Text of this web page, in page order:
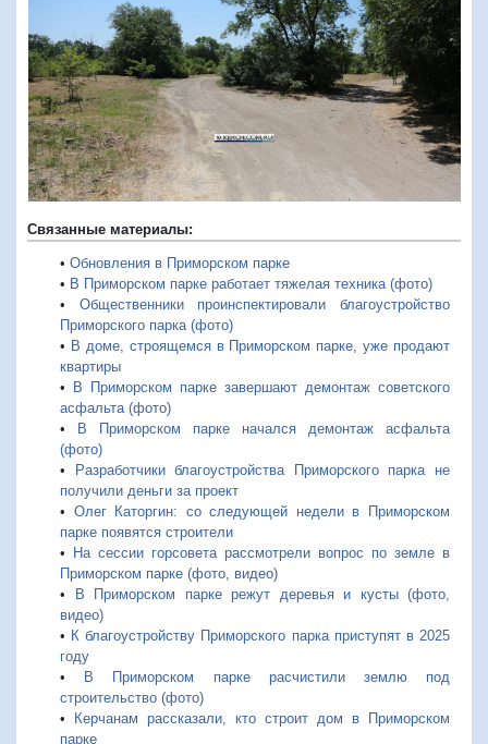
Предыдущий
Связанные материалы:
• Обновления в Приморском парке
• В Приморском парке работает тяжелая техника (фото)
• Общественники проинспектировали благоустройство
Приморского парка (фото)
• В доме, строящемся в Приморском парке, уже продают
квартиры
•
В Приморском парке завершают демонтаж советского
асфальта (фото)
•
В Приморском парке начался демонтаж асфальта
(фото)
•
Разработчики благоустройства Приморского парка не
получили деньги за проект
• Олег Каторгин: со следующей недели в Приморском
парке появятся строители
•
На сессии горсовета рассмотрели вопрос по земле в
Приморском парке (фото, видео)
•
В Приморском парке режут деревья и кусты (фото,
видео)
• К благоустройству Приморского парка приступят в 2025
году
•
В Приморском парке расчистили землю под
строительство (фото)
•
Керчанам рассказали, кто строит дом в Приморском
парке